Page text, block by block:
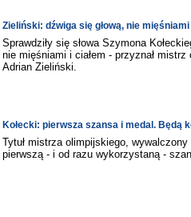
Zieliński: dźwiga się głową, nie mięśniami
Sprawdziły się słowa Szymona
nie mięśniami i ciałem - przyznał
Adrian Zieliński.
Kołecki: pierwsza szansa i medal. Będą
Tytuł mistrza olimpijskiego,
pierwszą - i od razu wykorzystaną -